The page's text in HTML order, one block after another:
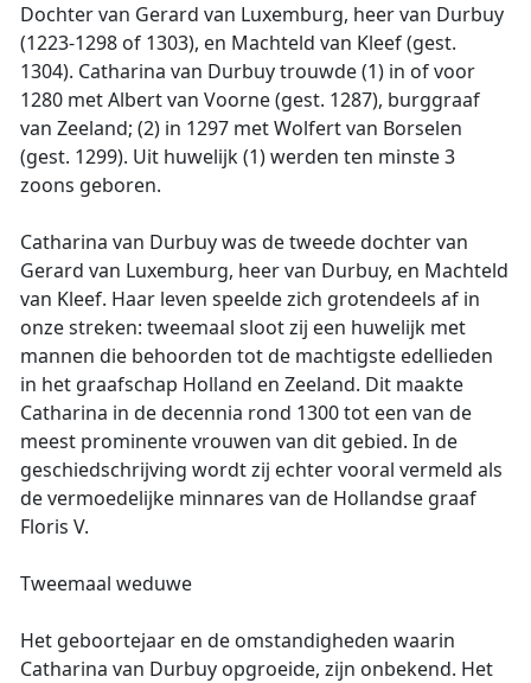
Dochter van Gerard van Luxemburg, heer van Durbuy
(1223-1298 of 1303), en Machteld van Kleef (gest.
1304). Catharina van Durbuy trouwde (1) in of voor
1280 met Albert van Voorne (gest. 1287), burggraaf
van Zeeland; (2) in 1297 met Wolfert van Borselen
(gest. 1299). Uit huwelijk (1) werden ten minste 3
zoons geboren.
Catharina van Durbuy was de tweede dochter van
Gerard van Luxemburg, heer van Durbuy, en Machteld
van Kleef. Haar leven speelde zich grotendeels af in
onze streken: tweemaal sloot zij een huwelijk met
mannen die behoorden tot de machtigste edellieden
in het graafschap Holland en Zeeland. Dit maakte
Catharina in de decennia rond 1300 tot een van de
meest prominente vrouwen van dit gebied. In de
geschiedschrijving wordt zij echter vooral vermeld als
de vermoedelijke minnares van de Hollandse graaf
Floris V.
Tweemaal weduwe
Het geboortejaar en de omstandigheden waarin
Catharina van Durbuy opgroeide, zijn onbekend. Het